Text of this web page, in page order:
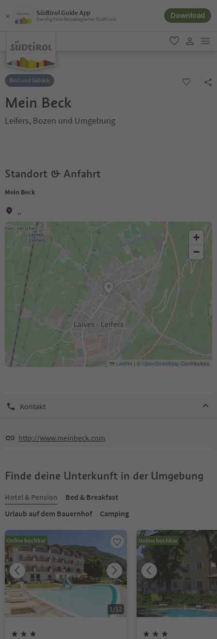
Südtirol Guide App
Der digitale Reisebegleiter Südtirols Download
favorit
Brot und Gebäck
Mein Beck
Leifers, Bozen und Umgebung
Standort & Anfahrt
Mein Beck
,,
+
−
Leaflet | ©OpenStreetMapContributors
Kontakt
http://www.meinbeck.com
Finde deine Unterkunft in der Umgebung
Hotel & Pension
Bed & Breakfast
Urlaub auf dem Bauernhof
Camping
Online buchbar
1/12
Online buchbar